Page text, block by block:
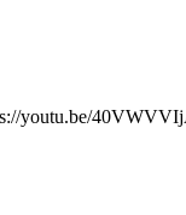
youtu.be/